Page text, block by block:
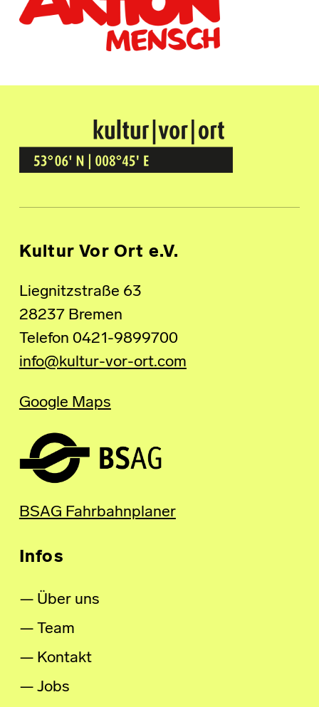
Kultur Vor Ort
BREMEN GRÖPELINGEN
Kultur Vor Ort e.V.
Liegnitzstraße 63
28237 Bremen
Telefon 0421-9899700
info@kultur-vor-ort.com
Google Maps
BSAG Fahrbahnplaner
Infos
Über uns
Team
Kontakt
Jobs